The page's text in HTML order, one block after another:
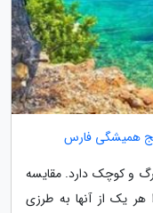
در مجموع 427 جزیره بزرگ و کوچک دارد. مقایسه
هر یک از آنها به طرزی